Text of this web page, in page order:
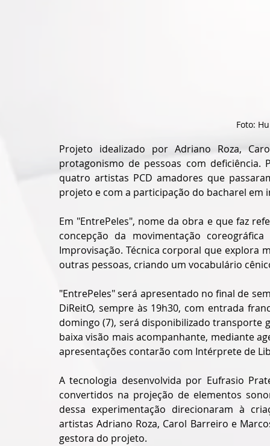
Foto:
Projeto idealizado por Adriano Roza,
protagonismo de pessoas com deficiência.
quatro artistas PCD amadores que
projeto e com a participação do bacharel em
Em "EntrePeles", nome da obra e que faz
concepção da movimentação
Improvisação. Técnica corporal que explora
outras pessoas, criando um vocabulário
"EntrePeles" será apresentado no final de
DiReitO, sempre às 19h30, com entrada
domingo (7), será disponibilizado transporte
baixa visão mais acompanhante, mediante
apresentações contarão com Intérprete de
A tecnologia desenvolvida por Eufrasio
convertidos na projeção de elementos
dessa experimentação direcionaram à
artistas Adriano Roza, Carol Barreiro e
gestora do projeto.